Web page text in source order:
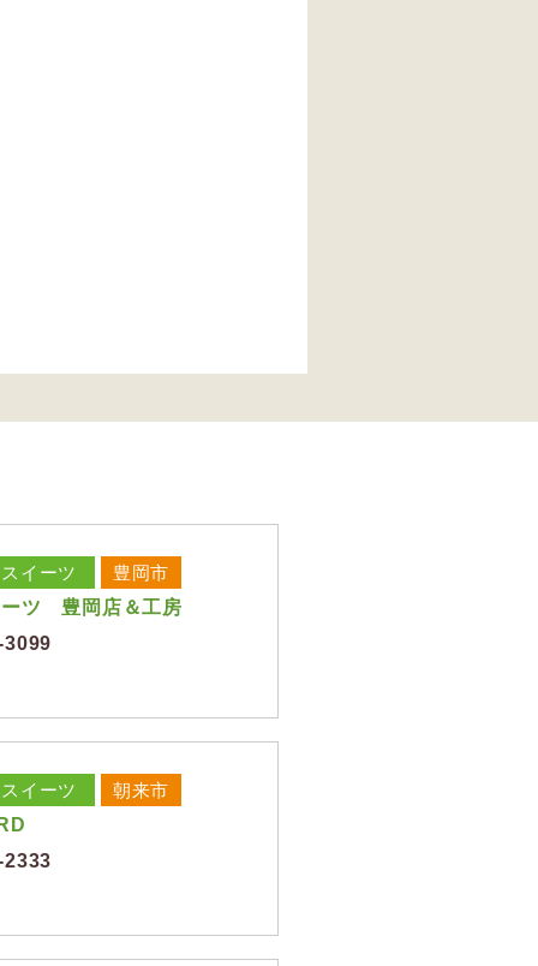
イーツ
豊岡市
ーツ 豊岡店＆工房
3099
イーツ
朝来市
2333